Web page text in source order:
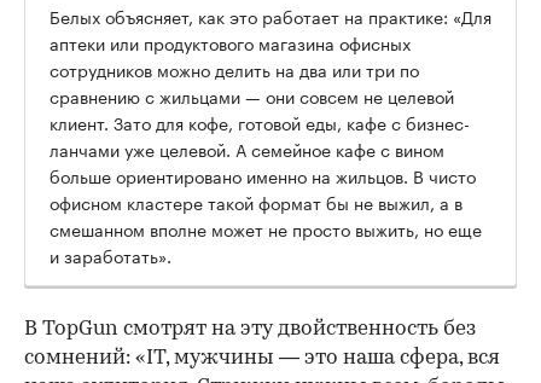
Белых объясняет, как это работает на практике: «Для
аптеки или продуктового магазина офисных
сотрудников можно делить на два или три по
сравнению с жильцами — они совсем не целевой
клиент. Зато для кофе, готовой еды, кафе с бизнес-
ланчами уже целевой. А семейное кафе с вином
больше ориентировано именно на жильцов. В чисто
офисном кластере такой формат бы не выжил, а в
смешанном вполне может не просто выжить, но еще
и заработать».
В TopGun смотрят на эту двойственность без
сомнений: «IT, мужчины — это наша сфера, вся